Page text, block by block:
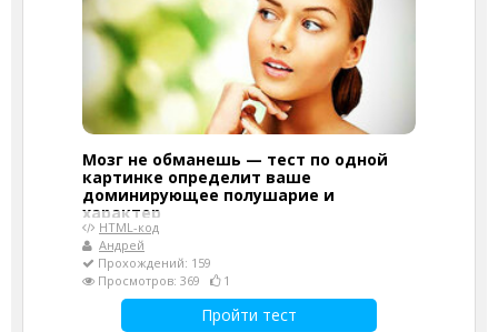
Мозг не обманешь — тест по одной
картинке определит ваше
доминирующее полушарие и
характер
HTML-код
Андрей
Прохождений: 159
Просмотров: 369
1
Пройти тест